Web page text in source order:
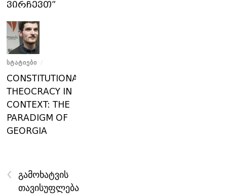
ვირჩევთ”
ᲡᲢᲐᲢᲘᲔᲑᲘ /
CONSTITUTIONAL
THEOCRACY IN
CONTEXT: THE
PARADIGM OF
GEORGIA
‹
გამოხატვის
თავისუფლება